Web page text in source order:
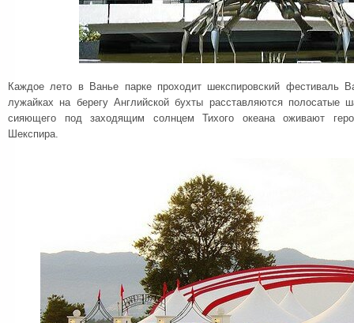
Каждое лето в Ванье парке проходит шекспировский фестиваль
лужайках на берегу Английской бухты расставляются
сияющего под заходящим солнцем Тихого океана оживают
Шекспира.